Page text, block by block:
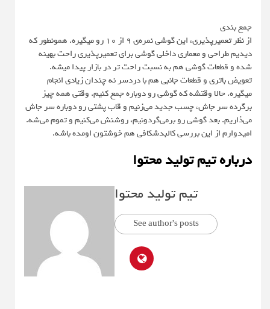
جمع بندی
از نظر تعمیرپذیری، این گوشی نمره‌ی 9 از 10 رو میگیره. همونطور که
دیدیم طراحی و معماری داخلی گوشی برای تعمیرپذیری راحت بهینه
شده و قطعات گوشی هم به نسبت راحت تر در بازار پیدا میشه.
تعویض باتری و قطعات جانبی هم با دردسر نه چندان زیادی انجام
میگیره. حالا وقتشه که گوشی رو دوباره جمع کنیم. وقتی همه چیز
برگرده سر جاش، چسب جدید می‌زنیم و قاب پشتی رو دوباره سر جاش
می‌ذاریم. بعد گوشی رو برمی‌گردونیم، روشنش می‌کنیم و تموم می‌شه.
امیدوارم از این بررسی کالبدشکافی هم خوشتون اومده باشه.
درباره تیم تولید محتوا
تیم تولید محتوا
See author's posts